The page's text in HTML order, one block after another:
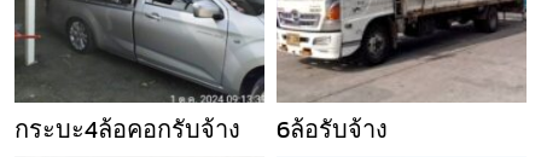
กระบะ4ล้อคอกรับจ้าง 6ล้อรับจ้าง